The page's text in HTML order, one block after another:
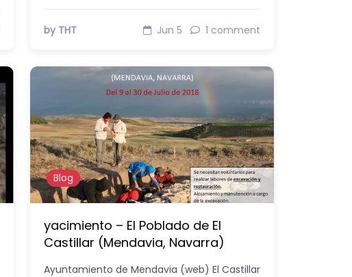
by THT Jun 5 1 comment
Blog
yacimiento – El Poblado de El
Castillar (Mendavia, Navarra)
Ayuntamiento de Mendavia (web) El Castillar